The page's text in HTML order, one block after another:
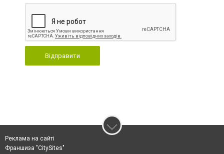
Відправити
Реклама на сайті
Франшиза "CitySites"